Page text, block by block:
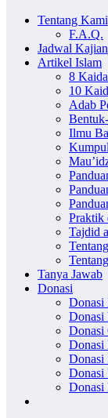
Tentang Kami
F.A.Q.
Jadwal Kajian
Artikel Islam
8
10
Adab
Ilmu
Praktik
Tajdid
Tanya Jawab
Donasi
Donasi
Donasi
Donasi
Donasi
Donasi
Donasi
Donasi